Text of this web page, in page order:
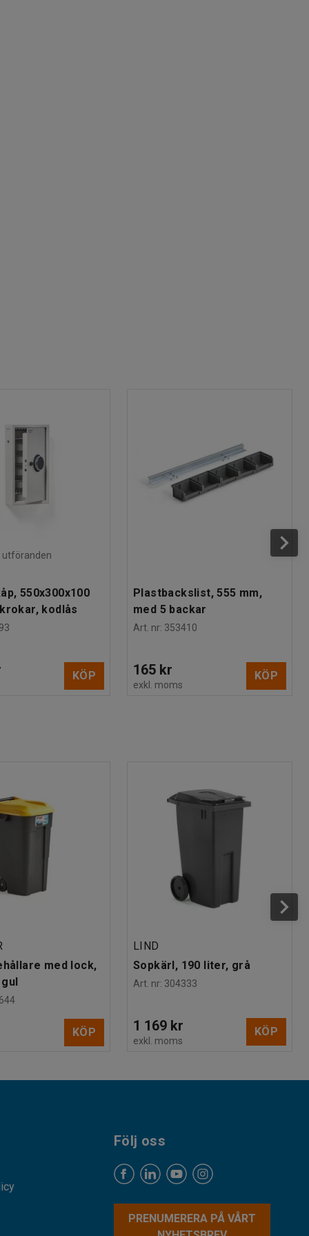
utföranden
550x300x100
kodlås
KÖP
Plastbackslist, 555 mm,
med 5 backar
Art. nr: 353410
165 kr
exkl. moms
KÖP
med lock,
KÖP
LIND
Sopkärl, 190 liter, grå
Art. nr: 304333
1 169 kr
exkl. moms
KÖP
Följ oss
PRENUMERERA PÅ VÅRT